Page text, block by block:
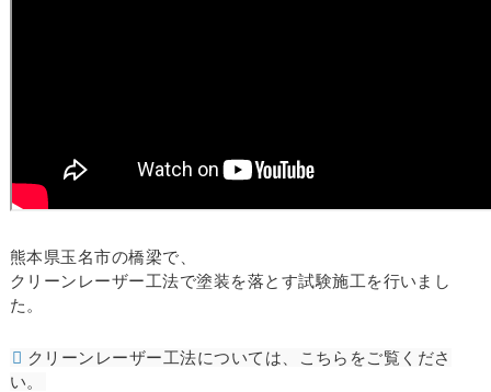
熊本県玉名市の橋梁で、
クリーンレーザー工法で塗装を落とす試験施工を行いまし
た。
クリーンレーザー工法については、こちらをご覧くださ
い。